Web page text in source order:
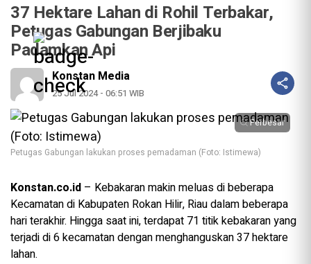
37 Hektare Lahan di Rohil Terbakar,
Petugas Gabungan Berjibaku
Padamkan Api
Konstan Media
25 Jul 2024 - 06:51 WIB
Perbesar
Petugas Gabungan lakukan proses pemadaman (Foto: Istimewa)
Konstan.co.id – Kebakaran makin meluas di beberapa
Kecamatan di Kabupaten Rokan Hilir, Riau dalam beberapa
hari terakhir. Hingga saat ini, terdapat 71 titik kebakaran yang
terjadi di 6 kecamatan dengan menghanguskan 37 hektare
lahan.